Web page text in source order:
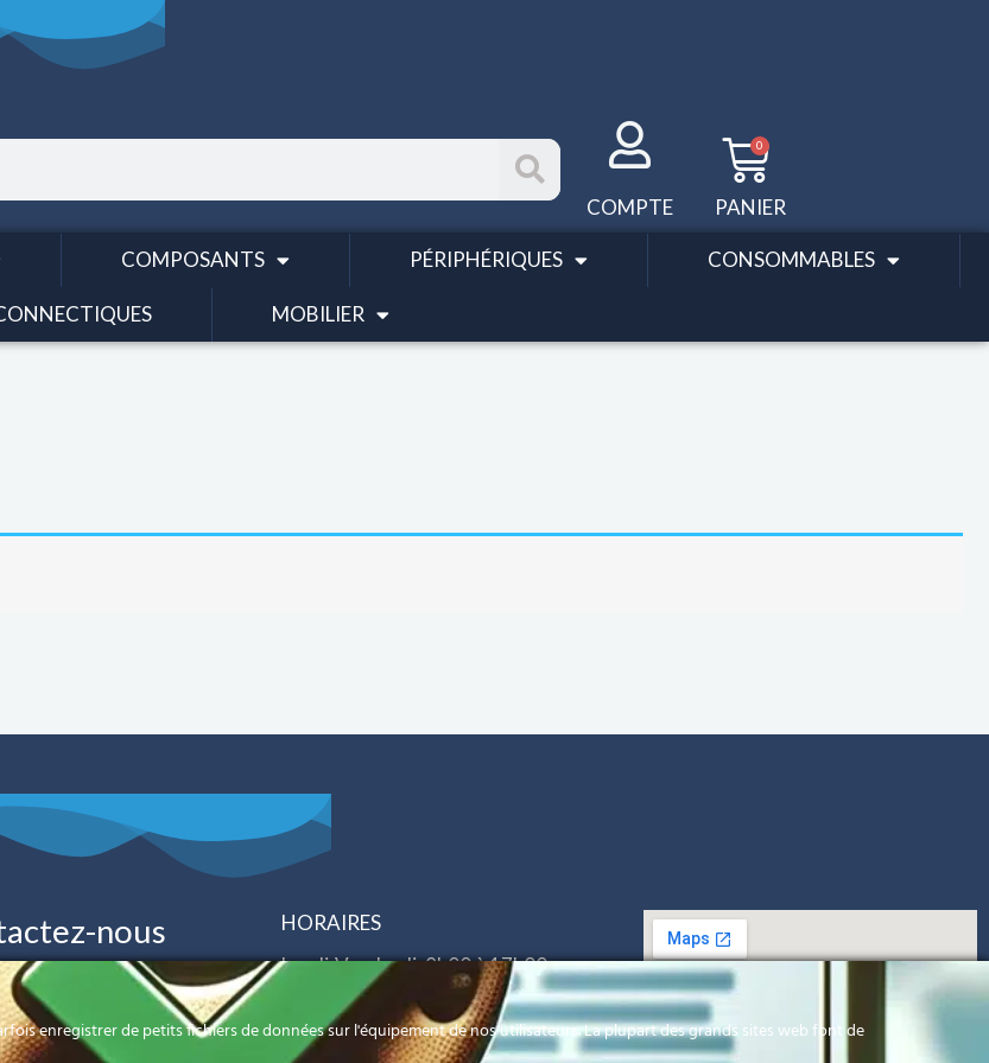
COMPTE
0
Panier
PANIER
COMPOSANTS PÉRIPHÉRIQUES CONSOMMABLES
MOBILIER
nous
34 00
CyberTECH
HORAIRES
Lundi-Vendredi: 8h00 à 17h00
Samedi: 8h00 à 12h00
enregistrer de petits fichiers de données sur l'équipement de nos utilisateurs. La plupart des grands sites web font de